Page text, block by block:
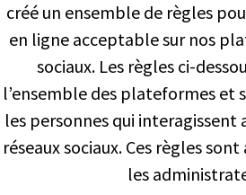
créé un ensemble de règles
en ligne acceptable sur nos
sociaux. Les règles ci-
l’ensemble des plateformes et
les personnes qui interagissent
réseaux sociaux. Ces règles
les